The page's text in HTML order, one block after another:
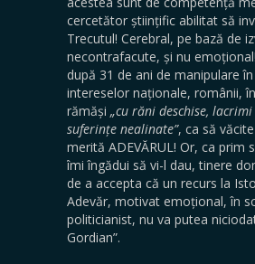
cercetător științific abilitat să
Trecutul! Cerebral, pe bază de
necontrafacute, și nu
după 31 de ani de manipulare
intereselor naționale, românii,
rămăși „cu răni deschise, lacrimi
suferințe nealinate”, ca să
merită ADEVĂRUL! Or, ca prim
îmi îngădui să vi-l dau, tinere
de a accepta că un recurs la
Adevăr, motivat emoțional, în
politicianist, nu va putea
Gordian”.